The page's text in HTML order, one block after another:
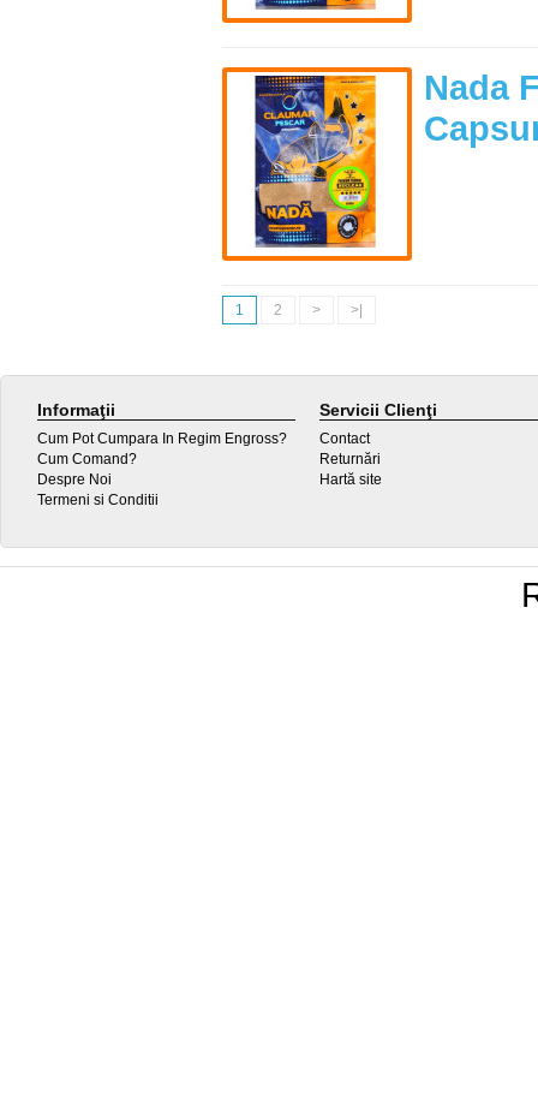
Nada
1 2 > >|
Informaţii
Cum Pot Cumpara In Regim Engross?
Cum Comand?
Despre Noi
Termeni si Conditii
Servicii Clienţi
Contact
Returnări
Hartă site